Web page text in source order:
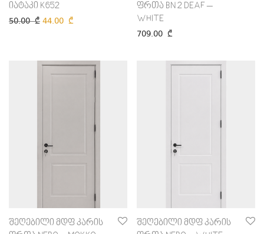
იატაკი K652
50.00₾ 44.00 ₾
ფრთა BN 2 DEAF –
WHITE
709.00 ₾
შეღებილი მდფ კარის
შეღებილი მდფ კარის